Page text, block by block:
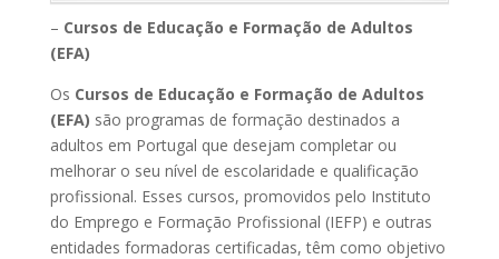
– Cursos de Educação e Formação de Adultos
(EFA)
Os Cursos de Educação e Formação de Adultos
(EFA) são programas de formação destinados a
adultos em Portugal que desejam completar ou
melhorar o seu nível de escolaridade e qualificação
profissional. Esses cursos, promovidos pelo Instituto
do Emprego e Formação Profissional (IEFP) e outras
entidades formadoras certificadas, têm como objetivo